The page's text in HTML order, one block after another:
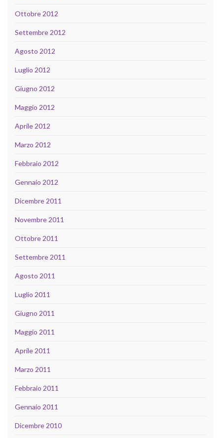
Ottobre 2012
Settembre 2012
Agosto 2012
Luglio 2012
Giugno 2012
Maggio 2012
Aprile 2012
Marzo 2012
Febbraio 2012
Gennaio 2012
Dicembre 2011
Novembre 2011
Ottobre 2011
Settembre 2011
Agosto 2011
Luglio 2011
Giugno 2011
Maggio 2011
Aprile 2011
Marzo 2011
Febbraio 2011
Gennaio 2011
Dicembre 2010